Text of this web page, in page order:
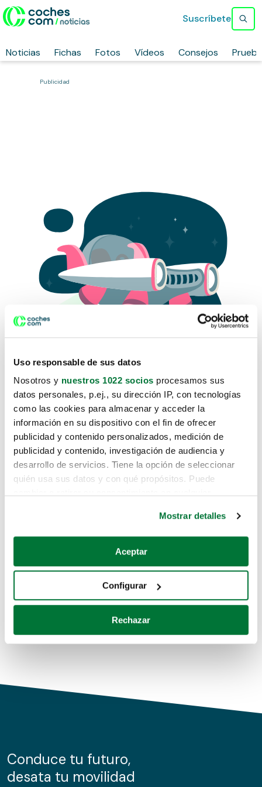
Uso responsable de sus datos
Nosotros y nuestros 1022 socios procesamos sus
datos personales, p.ej., su dirección IP, con tecnologías
como las cookies para almacenar y acceder la
información en su dispositivo con el fin de ofrecer
publicidad y contenido personalizados, medición de
publicidad y contenido, investigación de audiencia y
desarrollo de servicios. Tiene la opción de seleccionar
quién usa sus datos y con qué propósitos. Puede
Si lo permite, también quisiéramos:
Recopilar información sobre su ubicación geográfica
Identificar su dispositivo analizándolo activamente
para buscar características específicas (huellas
Obtenga más información sobre cómo se procesan sus
de cookies.
información sobre el uso que haga del sitio web con
nuestros partners de redes sociales, publicidad y análisis
Mostrar detalles
Aceptar
Configurar
Rechazar
Noticias Fichas Fotos Vídeos Consejos
Suscríbete
Publicidad
Lo sentimos, no sabemos como
te hemos traido hasta aquí.
Pero puedes encontrar el coche que estás
buscando en alguno de estos enlaces:
Coches de segunda mano
Coches de km0
Conduce tu futuro,
desata tu movilidad